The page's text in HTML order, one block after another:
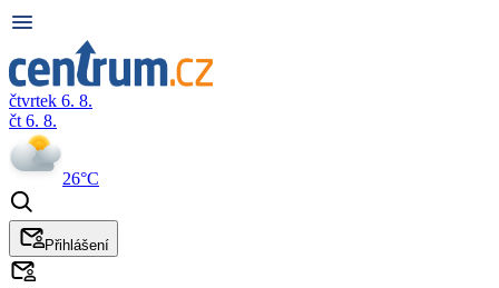
čtvrtek 6. 8.
čt 6. 8.
26°C
Přihlášení